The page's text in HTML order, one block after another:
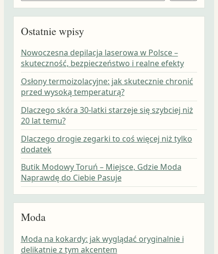
Ostatnie wpisy
Nowoczesna depilacja laserowa w Polsce –
skuteczność, bezpieczeństwo i realne efekty
Osłony termoizolacyjne: jak skutecznie chronić
przed wysoką temperaturą?
Dlaczego skóra 30-latki starzeje się szybciej niż
20 lat temu?
Dlaczego drogie zegarki to coś więcej niż tylko
dodatek
Butik Modowy Toruń – Miejsce, Gdzie Moda
Naprawdę do Ciebie Pasuje
Moda
Moda na kokardy: jak wyglądać oryginalnie i
delikatnie z tym akcentem